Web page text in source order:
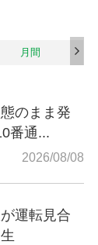
月間
のまま発
番通...
2026/08/08
運転見合